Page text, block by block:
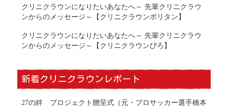
クリニクラウンになりたいあなたへ～ 先輩クリニクラウ
ンからのメッセージ～【クリニクラウンポリタン】
クリニクラウンになりたいあなたへ～ 先輩クリニクラウ
ンからのメッセージ～【クリニクラウンぴろ】
新着クリニクラウンレポート
27の絆 プロジェクト贈呈式（元・プロサッカー選手橋本